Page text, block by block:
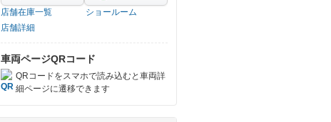
店舗在庫一覧
ショールーム
店舗詳細
車両ページQRコード
QRコードをスマホで読み込むと車両詳
細ページに遷移できます